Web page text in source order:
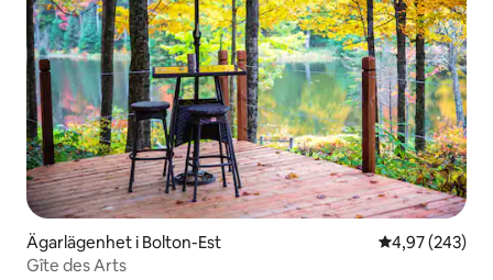
Ägarlägenhet i Bolton-Est 4,97 av 5 i
4,97 (243)
Gîte des Arts